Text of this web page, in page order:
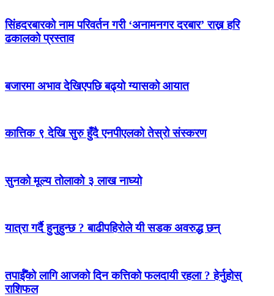
सिंहदरबारको नाम परिवर्तन गरी ‘अनामनगर दरबार’ राख्न हरि
ढकालको प्रस्ताव
बजारमा अभाव देखिएपछि बढ्यो ग्यासको आयात
कात्तिक ९ देखि सुरु हुँदै एनपीएलको तेस्रो संस्करण
सुनको मूल्य तोलाको ३ लाख नाघ्यो
यात्रा गर्दै हुनुहुन्छ ? बाढीपहिरोले यी सडक अवरुद्ध छन्
तपाईँको लागि आजको दिन कत्तिको फलदायी रहला ? हेर्नुहोस्
राशिफल